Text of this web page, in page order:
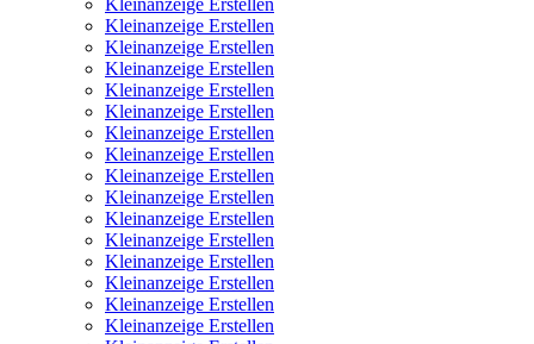
Kleinanzeige Erstellen
Kleinanzeige Erstellen
Kleinanzeige Erstellen
Kleinanzeige Erstellen
Kleinanzeige Erstellen
Kleinanzeige Erstellen
Kleinanzeige Erstellen
Kleinanzeige Erstellen
Kleinanzeige Erstellen
Kleinanzeige Erstellen
Kleinanzeige Erstellen
Kleinanzeige Erstellen
Kleinanzeige Erstellen
Kleinanzeige Erstellen
Kleinanzeige Erstellen